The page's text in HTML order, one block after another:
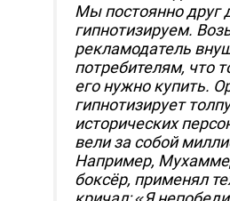
Мы постоянно друг
гипнотизируем.
рекламодатель
потребителям, что
его нужно купить.
гипнотизирует
исторических
вели за собой
Например,
боксёр, применял